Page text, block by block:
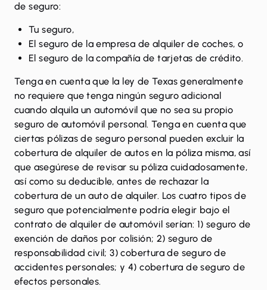
de seguro:
Tu seguro,
El seguro de la empresa de alquiler de coches, o
El seguro de la compañía de tarjetas de crédito.
Tenga en cuenta que la ley de Texas generalmente
no requiere que tenga ningún seguro adicional
cuando alquila un automóvil que no sea su propio
seguro de automóvil personal. Tenga en cuenta que
ciertas pólizas de seguro personal pueden excluir la
cobertura de alquiler de autos en la póliza misma, así
que asegúrese de revisar su póliza cuidadosamente,
así como su deducible, antes de rechazar la
cobertura de un auto de alquiler. Los cuatro tipos de
seguro que potencialmente podría elegir bajo el
contrato de alquiler de automóvil serían: 1) seguro de
exención de daños por colisión; 2) seguro de
responsabilidad civil; 3) cobertura de seguro de
accidentes personales; y 4) cobertura de seguro de
efectos personales.